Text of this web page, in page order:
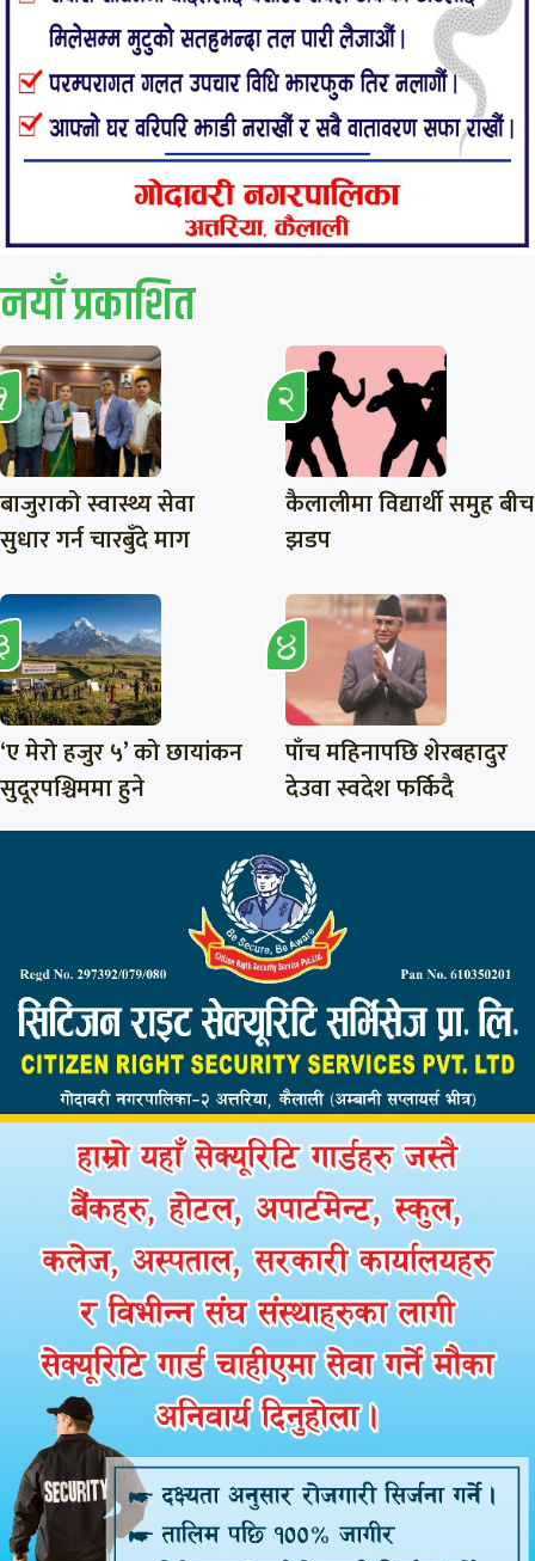
नयाँ प्रकाशित
बाजुराको स्वास्थ्य सेवा
सुधार गर्न चारबुँदे माग
कैलालीमा विद्यार्थी समुह बीच
झडप
‘ए मेरो हजुर ५’ को छायांकन
सुदूरपश्चिममा हुने
पाँच महिनापछि शेरबहादुर
देउवा स्वदेश फर्किदै